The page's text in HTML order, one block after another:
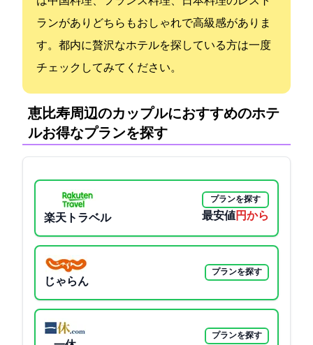
ランがありどちらもおしゃれで高級感がありま
す。都内に贅沢なホテルを探している方は一度
チェックしてみてください。
恵比寿周辺のカップルにおすすめのホテ
ル:お得なプランを探す
楽天トラベル
プランを探す
最安値11276円から
じゃらん
プランを探す
プランを探す